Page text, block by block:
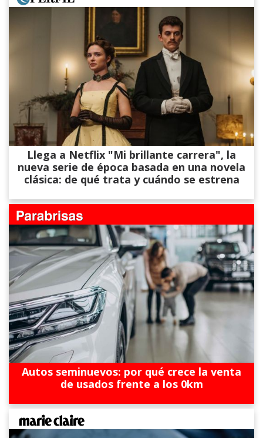
Llega a Netflix "Mi brillante carrera", la
nueva serie de época basada en una novela
clásica: de qué trata y cuándo se estrena
Autos seminuevos: por qué crece la venta
de usados frente a los 0km